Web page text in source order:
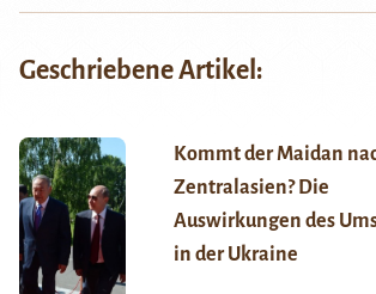
Geschriebene Artikel:
Kommt der Maidan
Zentralasien? Die
Auswirkungen des
in der Ukraine